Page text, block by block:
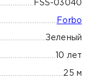
FSS-03040
Forbo
Зеленый
10 лет
25 м